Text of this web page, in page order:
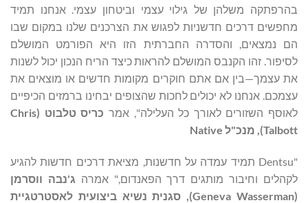
בהרפתקה משלהן של גילוי עצמי וביטחון עצמי. אנחנו תמיד
מחפשים דרכים חדשניות לפגוש את הצרכנים שלנו במקום שבו
הם נמצאים, והסדרה החברתית הזו היא הפורמט המושלם
לסיפור. זהו הקנבס המושלם להראות כיצד הריח הנכון יכול לשנות
את עצמך—בין אם אתם חוקרים מקומות חדשים או מוצאים את
עצמכם. אנחנו לא יכולים לחכות שהצופים יבחינו ברמזים הכיפיים
לאוסף השזורים לאורך כל העלילה", אמר כריס טלבוט (Chris
Talbott), מנכ"ל Native
"Dentsu תמיד עמדה על חדשנות, מציאת דרכים חדשות להגיע
לקהלים וחיבור מותגים דרך הפאנדום," אמרה ג'נבה ווסרמן
(
Geneva Wasserman), סגנית נשיא ביצועית לאסטרטגיית